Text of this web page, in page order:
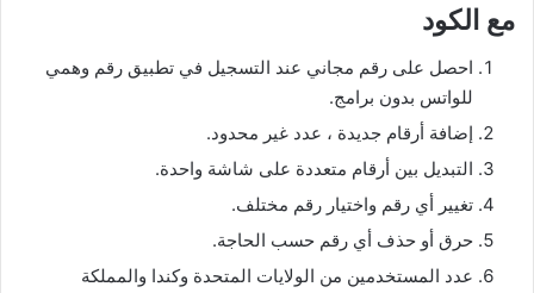
مع الكود
احصل على رقم مجاني عند التسجيل في تطبيق رقم وهمي
للواتس بدون برامج.
إضافة أرقام جديدة ، عدد غير محدود.
التبديل بين أرقام متعددة على شاشة واحدة.
تغيير أي رقم واختيار رقم مختلف.
حرق أو حذف أي رقم حسب الحاجة.
عدد المستخدمين من الولايات المتحدة وكندا والمملكة